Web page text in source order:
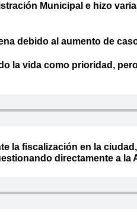
Municipal e hizo
debido al aumento de
la vida como prioridad,
la fiscalización en la
directamente a la